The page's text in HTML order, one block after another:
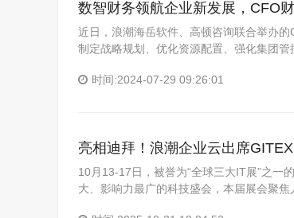
数智财务领航企业新发展，CFO
近日，浪潮海岳软件、高顿咨询联合举办
制定战略规划、优化资源配置、强化集团
时间:2024-07-29 09:26:01
亮相迪拜！浪潮企业云出席
10月13-17日，被誉为“全球三大IT展”之一
大、影响力最广的科技盛会，本届展会聚